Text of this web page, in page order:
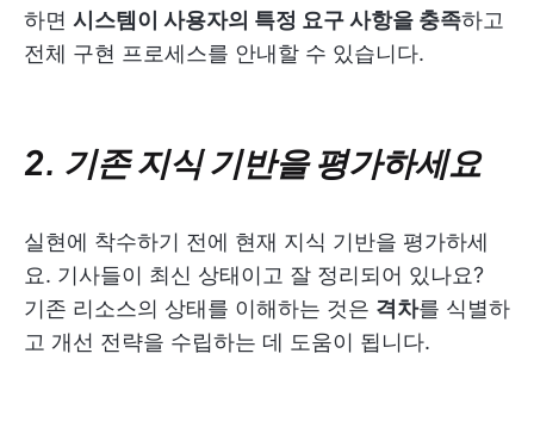
하면 시스템이 사용자의 특정 요구 사항을 충족하고
전체 구현 프로세스를 안내할 수 있습니다.
2. 기존 지식 기반을 평가하세요
실현에 착수하기 전에 현재 지식 기반을 평가하세
요. 기사들이 최신 상태이고 잘 정리되어 있나요?
기존 리소스의 상태를 이해하는 것은 격차를 식별하
고 개선 전략을 수립하는 데 도움이 됩니다.